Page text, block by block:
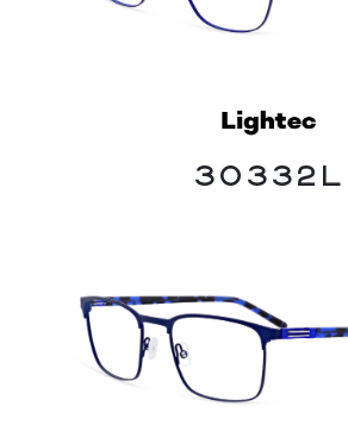
30332L